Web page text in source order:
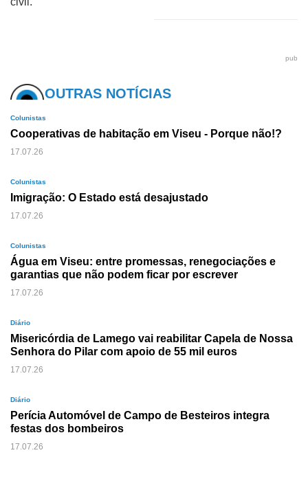
pub
OUTRAS NOTÍCIAS
Colunistas
Cooperativas de habitação em Viseu - Porque não!?
17.07.26
Colunistas
Imigração: O Estado está desajustado
17.07.26
Colunistas
Água em Viseu: entre promessas, renegociações e
garantias que não podem ficar por escrever
17.07.26
Diário
Misericórdia de Lamego vai reabilitar Capela de Nossa
Senhora do Pilar com apoio de 55 mil euros
17.07.26
Diário
Perícia Automóvel de Campo de Besteiros integra
festas dos bombeiros
17.07.26